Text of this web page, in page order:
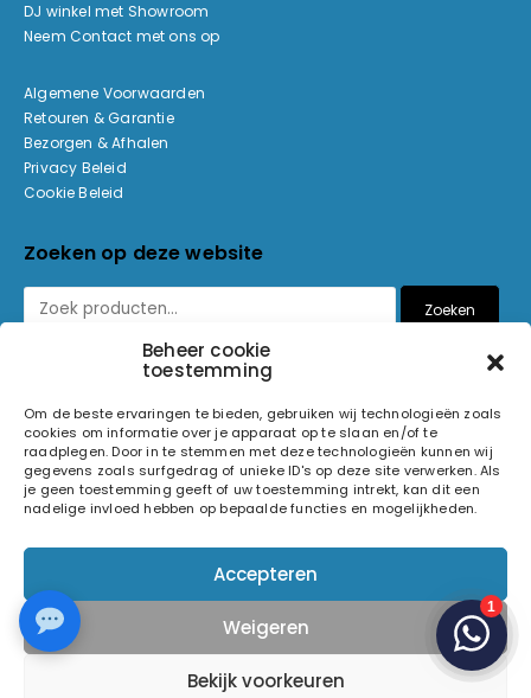
Beheer cookie
toestemming
Om de beste ervaringen te bieden, gebruiken wij technologieën zoals
cookies om informatie over je apparaat op te slaan en/of te
raadplegen. Door in te stemmen met deze technologieën kunnen wij
gegevens zoals surfgedrag of unieke ID's op deze site verwerken. Als
je geen toestemming geeft of uw toestemming intrekt, kan dit een
nadelige invloed hebben op bepaalde functies en mogelijkheden.
Accepteren
Weigeren
Bekijk voorkeuren
DJ winkel met Showroom
Neem Contact met ons op
Algemene Voorwaarden
Retouren & Garantie
Bezorgen & Afhalen
Privacy Beleid
Cookie Beleid
Zoeken op deze website
Zoeken
© 2026 Light and Sound Factory. Alle rechten voorbehouden.
Volg ons op